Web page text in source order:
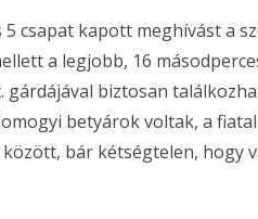
csapat kapott meghívást a
a legjobb, 16
biztosan
betyárok voltak, a
bár kétségtelen, hogy